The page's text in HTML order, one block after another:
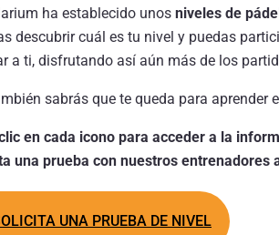
ha establecido unos niveles de
descubrir cuál es tu nivel y puedas
a ti, disfrutando así aún más de los
sabrás que te queda para aprender
clic en cada icono para acceder a la
una prueba con nuestros entrenadores
UNA PRUEBA DE NIVEL